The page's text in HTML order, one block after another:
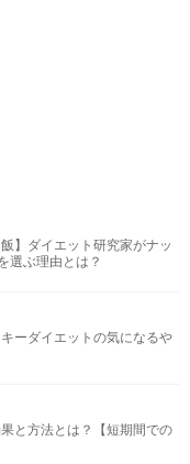
】ダイエット研究家がナッ
選ぶ理由とは？
ーダイエットの気になるや
と方法とは？【短期間での